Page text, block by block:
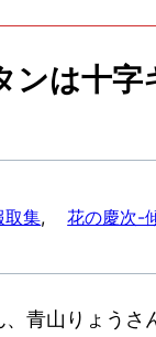
ンは十
取集, 花の慶次-
青山りょうさ